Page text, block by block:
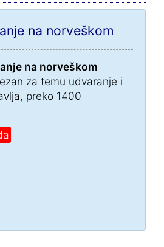
na norveškom
na norveškom
za temu udvaranje i
preko 1400